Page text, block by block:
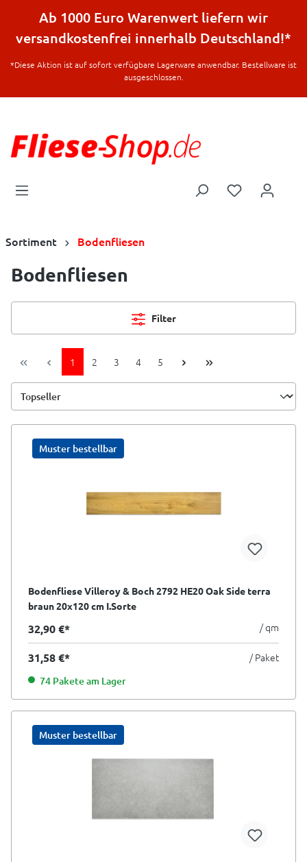
springen
Ab 1000 Euro Warenwert liefern wir
versandkostenfrei innerhalb Deutschland!*
*Diese Aktion ist auf sofort verfügbare Lagerware anwendbar. Bestellware ist
ausgeschlossen.
Sortiment Bodenfliesen
Bodenfliesen
Filter
1 2 3 4 5
Muster bestellbar
Bodenfliese Villeroy & Boch 2792 HE20 Oak Side terra
braun 20x120 cm I.Sorte
32,90 €* / qm
31,58 €* / Paket
74 Pakete am Lager
Muster bestellbar